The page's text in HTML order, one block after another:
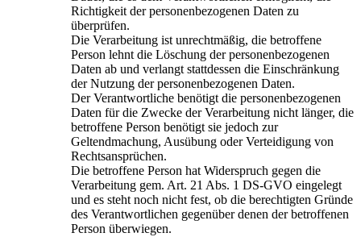
Richtigkeit der personenbezogenen Daten zu
überprüfen.
Die Verarbeitung ist unrechtmäßig, die betroffene
Person lehnt die Löschung der personenbezogenen
Daten ab und verlangt stattdessen die Einschränkung
der Nutzung der personenbezogenen Daten.
Der Verantwortliche benötigt die personenbezogenen
Daten für die Zwecke der Verarbeitung nicht länger, die
betroffene Person benötigt sie jedoch zur
Geltendmachung, Ausübung oder Verteidigung von
Rechtsansprüchen.
Die betroffene Person hat Widerspruch gegen die
Verarbeitung gem. Art. 21 Abs. 1 DS-GVO eingelegt
und es steht noch nicht fest, ob die berechtigten Gründe
des Verantwortlichen gegenüber denen der betroffenen
Person überwiegen.